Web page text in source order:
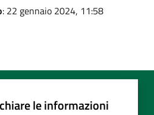
: 22 gennaio 2024, 11:58
le informazioni